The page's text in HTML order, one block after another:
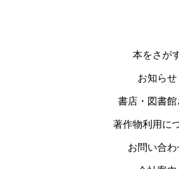
本をさが
お知らせ
書店・図書館
著作物利用に
お問い合わ